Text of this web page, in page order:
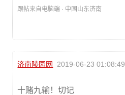
跟帖来自电脑端 · 中国山东济南
济南陵园网 2019-06-23 01:08:49
十赌九输！切记